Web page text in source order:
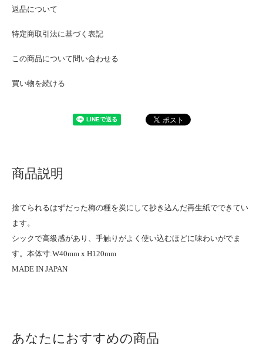
返品について
特定商取引法に基づく表記
この商品について問い合わせる
買い物を続ける
商品説明
捨てられるはずだった梅の種を炭にして抄き込んだ再生紙でできてい
ます。
シックで高級感があり、手触りがよく使い込むほどに味わいがでま
す。本体寸:W40mm x H120mm
MADE IN JAPAN
あなたにおすすめの商品